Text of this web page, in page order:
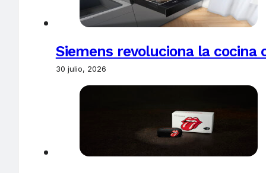
Siemens revoluciona la
30 julio, 2026